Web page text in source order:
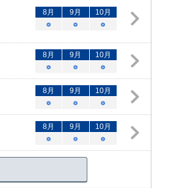
8月 9月 10月
○
○ ○
8月 9月 10月
○
○ ○
8月 9月 10月
○
○ ○
8月 9月 10月
○
○ ○